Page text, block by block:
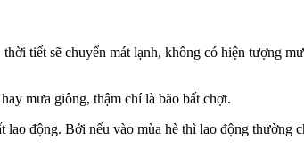
tiết sẽ chuyển mát lạnh, không có hiện tượng
mưa giông, thậm chí là bão bất chợt.
động. Bởi nếu vào mùa hè thì lao động thường